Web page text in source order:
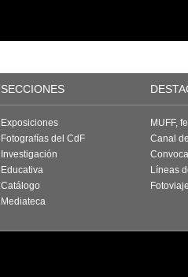
SECCIONES
Exposiciones
Fotografías del CdF
Investigación
Educativa
Catálogo
Mediateca
MUFF,
Canal
Líneas